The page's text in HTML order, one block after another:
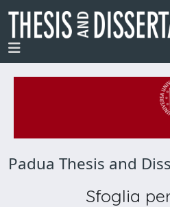
Padua Thesis and
Sfoglia